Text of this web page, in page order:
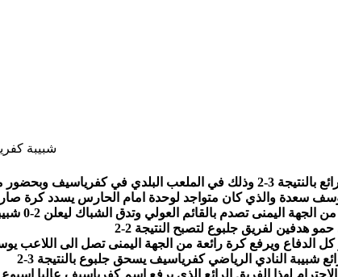
شبيبة
عمر المباراة اللاعب حمزة مجدوب يعبر كل الدفاع ويرفع كرة رائعة من الجهة
شبيبة النادي الرياضي كفرياسيف يسحق جلبوع بالنتيجة 3-2
لهذا الفريق الرائع الذي يرفع اسم كفرياسيف عاليا